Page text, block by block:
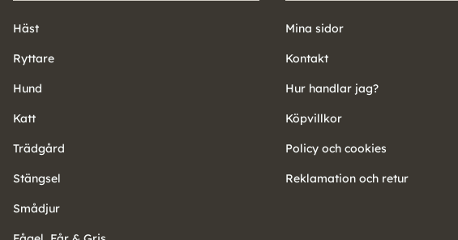
Häst
Ryttare
Hund
Katt
Trädgård
Stängsel
Smådjur
Mina sidor
Kontakt
Hur handlar jag?
Köpvillkor
Policy och cookies
Reklamation och retur